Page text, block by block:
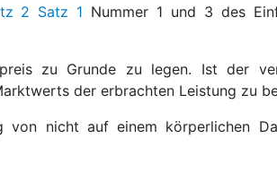
2 Satz 1 Nummer 1 und 3 des
zu Grunde zu legen. Ist der
der erbrachten Leistung zu
nicht auf einem körperlichen